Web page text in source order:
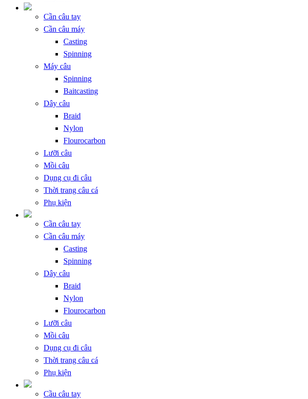
Cần câu tay
Cần câu máy
Casting
Spinning
Máy câu
Spinning
Baitcasting
Dây câu
Braid
Nylon
Flourocarbon
Lưỡi câu
Mồi câu
Dụng cụ đi câu
Thời trang câu cá
Phụ kiện
Cần câu tay
Cần câu máy
Casting
Spinning
Dây câu
Braid
Nylon
Flourocarbon
Lưỡi câu
Mồi câu
Dụng cụ đi câu
Thời trang câu cá
Phụ kiện
Cầu câu tay